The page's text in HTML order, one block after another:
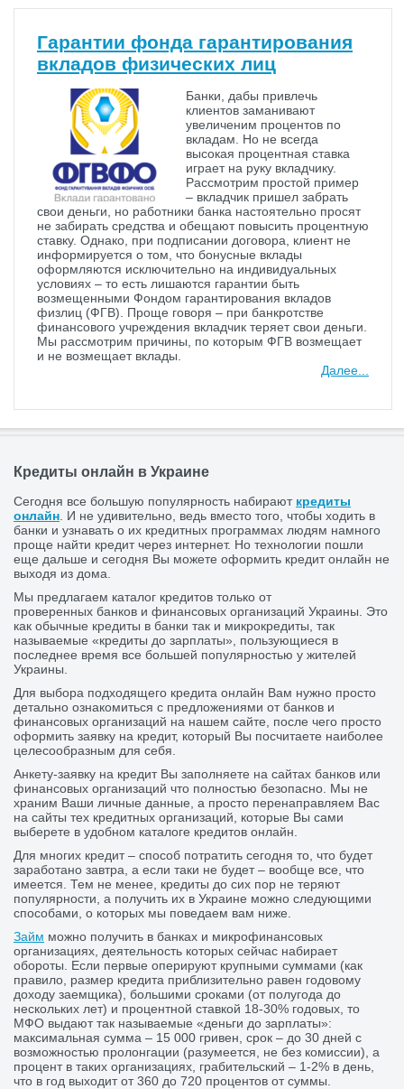
Гарантии фонда гарантирования
вкладов физических лиц
Банки, дабы привлечь
клиентов заманивают
увеличеним процентов по
вкладам. Но не всегда
высокая процентная ставка
играет на руку вкладчику.
Рассмотрим простой пример
– вкладчик пришел забрать
свои деньги, но работники банка настоятельно просят
не забирать средства и обещают повысить процентную
ставку. Однако, при подписании договора, клиент не
информируется о том, что бонусные вклады
оформляются исключительно на индивидуальных
условиях – то есть лишаются гарантии быть
возмещенными Фондом гарантирования вкладов
физлиц (ФГВ). Проще говоря – при банкротстве
финансового учреждения вкладчик теряет свои деньги.
Мы рассмотрим причины, по которым ФГВ возмещает
и не возмещает вклады.
Далее...
Кредиты онлайн в Украине
Сегодня все большую популярность набирают кредиты
онлайн . И не удивительно, ведь вместо того, чтобы ходить в
банки и узнавать о их кредитных программах людям намного
проще найти кредит через интернет. Но технологии пошли
еще дальше и сегодня Вы можете оформить кредит онлайн не
выходя из дома.
Мы предлагаем каталог кредитов только от
проверенных банков и финансовых организаций Украины. Это
как обычные кредиты в банки так и микрокредиты, так
называемые «кредиты до зарплаты», пользующиеся в
последнее время все большей популярностью у жителей
Украины.
Для выбора подходящего кредита онлайн Вам нужно просто
детально ознакомиться с предложениями от банков и
финансовых организаций на нашем сайте, после чего просто
оформить заявку на кредит, который Вы посчитаете наиболее
целесообразным для себя.
Анкету-заявку на кредит Вы заполняете на сайтах банков или
финансовых организаций что полностью безопасно. Мы не
храним Ваши личные данные, а просто перенаправляем Вас
на сайты тех кредитных организаций, которые Вы сами
выберете в удобном каталоге кредитов онлайн.
Для многих кредит – способ потратить сегодня то, что будет
заработано завтра, а если таки не будет – вообще все, что
имеется. Тем не менее, кредиты до сих пор не теряют
популярности, а получить их в Украине можно следующими
способами, о которых мы поведаем вам ниже.
Займ можно получить в банках и микрофинансовых
организациях, деятельность которых сейчас набирает
обороты. Если первые оперируют крупными суммами (как
правило, размер кредита приблизительно равен годовому
доходу заемщика), большими сроками (от полугода до
нескольких лет) и процентной ставкой 18-30% годовых, то
МФО выдают так называемые «деньги до зарплаты»:
максимальная сумма – 15 000 гривен, срок – до 30 дней с
возможностью пролонгации (разумеется, не без комиссии), а
процент в таких организациях, грабительский – 1-2% в день,
что в год выходит от 360 до 720 процентов от суммы.